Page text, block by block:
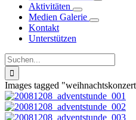
Aktivitäten
Medien Galerie
Kontakt
Unterstützen
Suche
nach:
Images tagged